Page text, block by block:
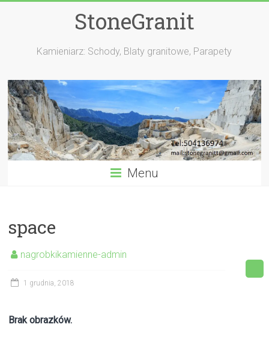
StoneGranit
Kamieniarz: Schody, Blaty granitowe, Parapety
Menu
space
nagrobkikamienne-admin
1 grudnia, 2018
Brak obrazków.